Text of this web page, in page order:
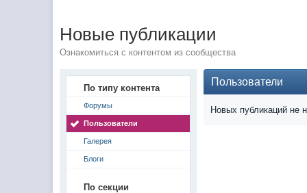
Новые публикации
Ознакомиться с контентом из сообщества
По типу контента
Форумы
Пользователи
Галерея
Блоги
По секции
Пользователи
Новых публикаций не